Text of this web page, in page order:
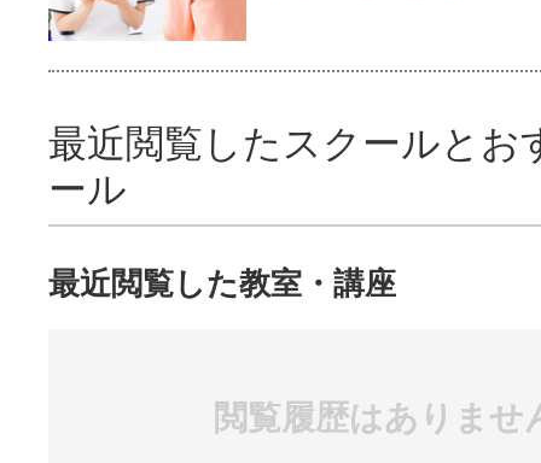
最近閲覧したスクールとお
ール
最近閲覧した教室・講座
閲覧履歴はありませ